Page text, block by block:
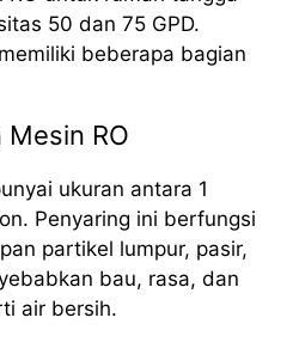
50 dan 75 GPD.
beberapa bagian
Mesin RO
ukuran antara 1
Penyaring ini berfungsi
partikel lumpur, pasir,
bau, rasa, dan
air bersih.